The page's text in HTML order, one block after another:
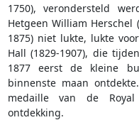
1750), verondersteld
Hetgeen William Herschel
1875) niet lukte, lukte
Hall (1829-1907), die
1877 eerst de kleine
binnenste maan
medaille van de
ontdekking.